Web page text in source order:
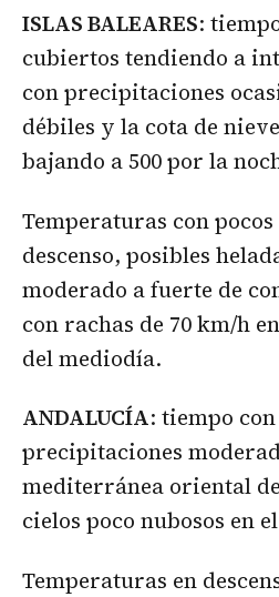
ISLAS BALEARES:
cubiertos tendiendo a
con precipitaciones
débiles y la cota de
bajando a 500 por la
Temperaturas con
descenso, posibles
moderado a fuerte de
con rachas de 70 km/h
del mediodía.
ANDALUCÍA: tiempo
precipitaciones
mediterránea oriental
cielos poco nubosos en
Temperaturas en